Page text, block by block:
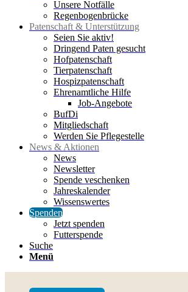
Unsere Notfälle
Regenbogenbrücke
Patenschaft & Unterstützung
Seien Sie aktiv!
Dringend Paten gesucht
Hofpatenschaft
Tierpatenschaft
Hospizpatenschaft
Ehrenamtliche Hilfe
Job-Angebote
BufDi
Mitgliedschaft
Werden Sie Pflegestelle
News & Aktionen
News
Newsletter
Spende veschenken
Jahreskalender
Wissenswertes
Spenden
Jetzt spenden
Futterspende
Suche
Menü